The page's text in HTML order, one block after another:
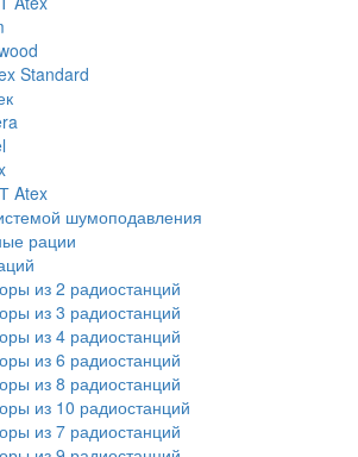
Standard
Atex
шумоподавления
рации
из 2 радиостанций
из 3 радиостанций
из 4 радиостанций
из 6 радиостанций
из 8 радиостанций
из 10 радиостанций
из 7 радиостанций